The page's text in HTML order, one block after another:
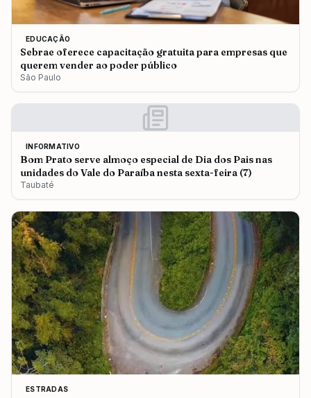
EDUCAÇÃO
Sebrae oferece capacitação gratuita para empresas que
querem vender ao poder público
São Paulo
INFORMATIVO
Bom Prato serve almoço especial de Dia dos Pais nas
unidades do Vale do Paraíba nesta sexta-feira (7)
Taubaté
ESTRADAS